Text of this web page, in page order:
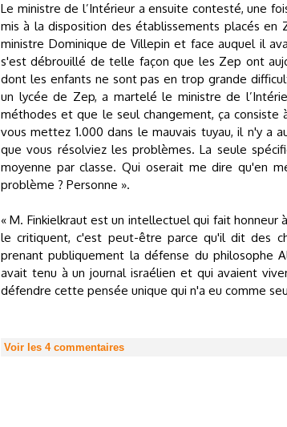
Le ministre de l’Intérieur a ensuite contesté, une
mis à la disposition des établissements placés en
ministre Dominique de Villepin et face auquel il
s'est débrouillé de telle façon que les Zep ont
dont les enfants ne sont pas en trop grande
un lycée de Zep, a martelé le ministre de
méthodes et que le seul changement, ça consiste
vous mettez 1.000 dans le mauvais tuyau, il n'y a
que vous résolviez les problèmes. La seule
moyenne par classe. Qui oserait me dire qu'en
problème ? Personne ».
« M. Finkielkraut est un intellectuel qui fait
le critiquent, c'est peut-être parce qu'il dit des
prenant publiquement la défense du philosophe
avait tenu à un journal israélien et qui avaient
défendre cette pensée unique qui n'a eu comme
Voir les 4commentaires